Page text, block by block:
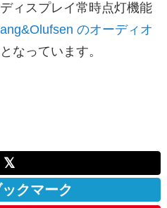
ィスプレイ常時点灯機能
のオーディオ
なっています。
𝕏
クマーク